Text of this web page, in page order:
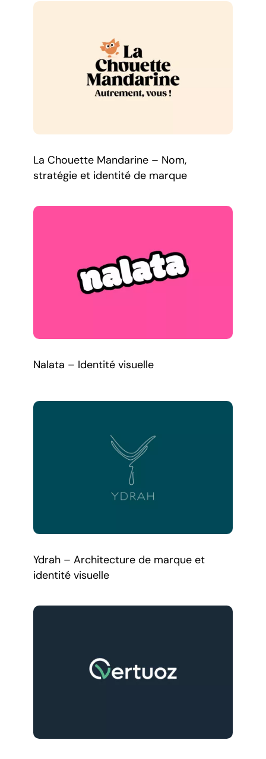
La Chouette Mandarine – Nom,
stratégie et identité de marque
Nalata – Identité visuelle
Ydrah – Architecture de marque et
identité visuelle